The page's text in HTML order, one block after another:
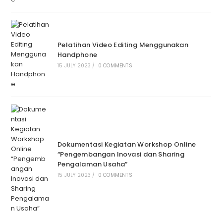
Pelatihan Video Editing Menggunakan
Handphone
15 JULY 2023 / 0 COMMENTS
Dokumentasi Kegiatan Workshop Online
“Pengembangan Inovasi dan Sharing
Pengalaman Usaha”
15 JULY 2023 / 0 COMMENTS